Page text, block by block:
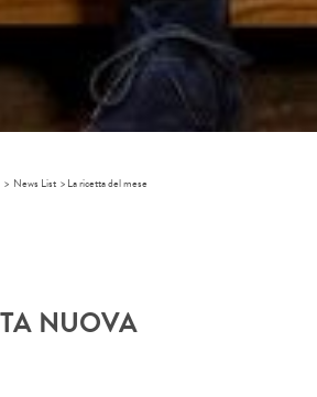
> News List > La ricetta del mese
NUOVA